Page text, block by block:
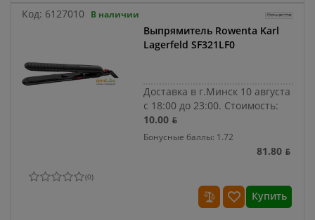
Код: 6127010 В наличии
Выпрямитель Rowenta Karl
Lagerfeld SF321LF0
Доставка в г.Минск 10 августа
с 18:00 до 23:00. Стоимость:
10.00 ƃ
Бонусные баллы: 1.72
81.80 ƃ
(0)
Купить